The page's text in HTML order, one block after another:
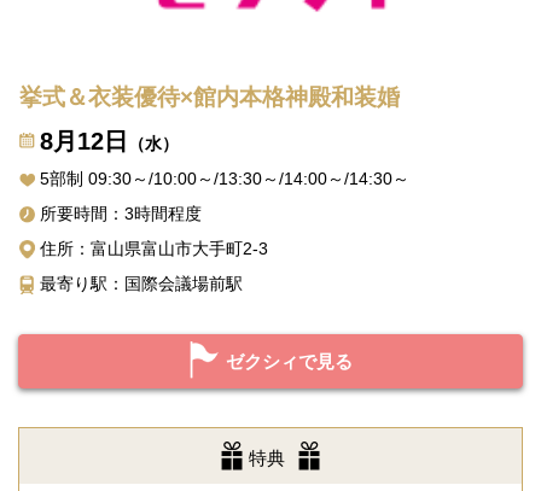
挙式＆衣装優待×館内本格神殿和装婚
8月12日
（水）
5部制 09:30～/10:00～/13:30～/14:00～/14:30～
所要時間：3時間程度
住所：富山県富山市大手町2-3
最寄り駅：国際会議場前駅
ゼクシィで見る
特典